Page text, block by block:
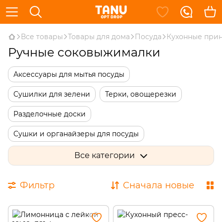
Все товары Товары для дома Посуда Кухонные
Ручные соковыжималки
Аксессуары для мытья посуды
Сушилки для зелени Терки, овощерезки
Разделочные доски
Сушки и органайзеры для посуды
Поварские лопатки, ложки, вилки
Кухонные термометры
Аксессуары для обработки мяса
Все категории
Фильтр Сначала новые